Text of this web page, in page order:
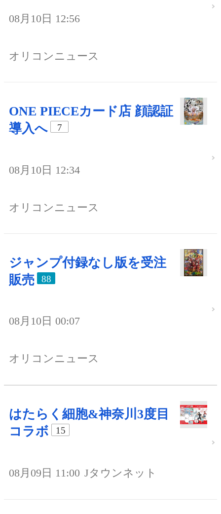
08月10日 12:56
オリコンニュース
ONE PIECEカード店 顔認証
導入へ
7
08月10日 12:34
オリコンニュース
ジャンプ付録なし版を受注
販売
88
08月10日 00:07
オリコンニュース
はたらく細胞&神奈川3度目
コラボ
15
08月09日 11:00 Jタウンネット